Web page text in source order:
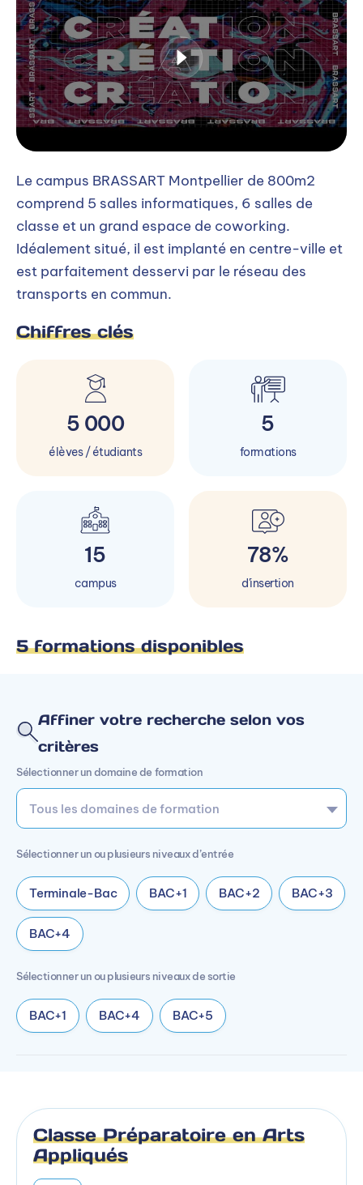
Le campus BRASSART Montpellier de 800m2
comprend 5 salles informatiques, 6 salles de
classe et un grand espace de coworking.
Idéalement situé, il est implanté en centre-ville et
est parfaitement desservi par le réseau des
transports en commun.
Chiffres clés
5 000
élèves / étudiants
5
formations
15
campus
78%
d'insertion
5 formations disponibles
Affiner votre recherche selon vos
critères
Sélectionner un domaine de formation
Sélectionner un ou plusieurs niveaux d’entrée
Terminale-Bac BAC+1 BAC+2 BAC+3
BAC+4
Sélectionner un ou plusieurs niveaux de sortie
BAC+1 BAC+4 BAC+5
Classe Préparatoire en Arts
Appliqués